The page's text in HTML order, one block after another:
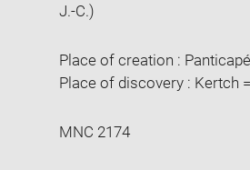
J.-C.)
Place of creation :
Place of discovery : Kertch
MNC 2174